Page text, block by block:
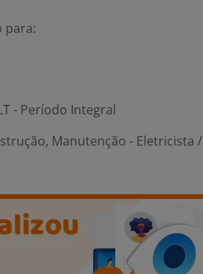
para:
- Período Integral
Manutenção - Eletricista /